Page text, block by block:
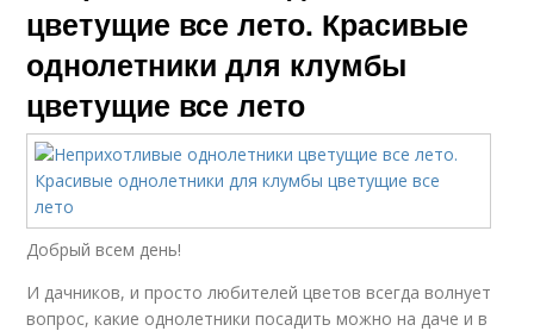
цветущие все лето. Красивые
однолетники для клумбы
цветущие все лето
Добрый всем день!
И дачников, и просто любителей цветов всегда волнует
вопрос, какие однолетники посадить можно на даче и в